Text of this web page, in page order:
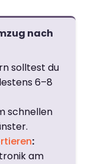
nach
solltest du
6–8
schnellen
:
am